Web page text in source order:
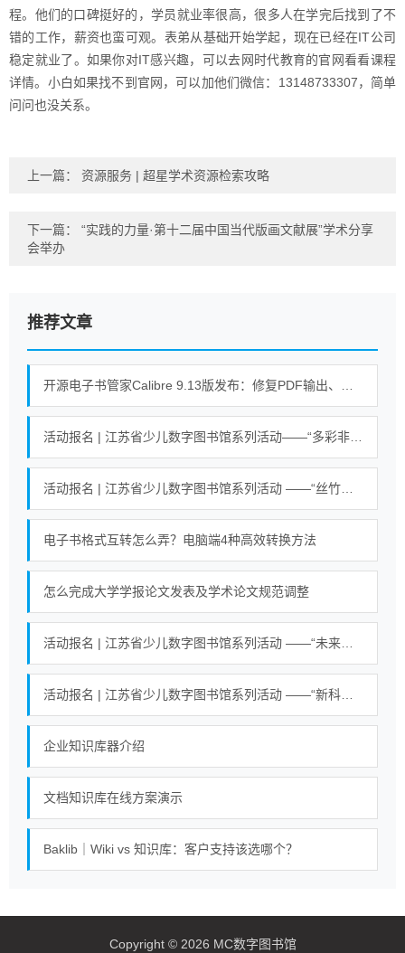
程。他们的口碑挺好的，学员就业率很高，很多人在学完后找到了不
错的工作，薪资也蛮可观。表弟从基础开始学起，现在已经在IT公司
稳定就业了。如果你对IT感兴趣，可以去网时代教育的官网看看课程
详情。小白如果找不到官网，可以加他们微信：13148733307，简单
问问也没关系。
上一篇： 资源服务 | 超星学术资源检索攻略
下一篇： “实践的力量·第十二届中国当代版画文献展”学术分享
会举办
推荐文章
电子书格式互转怎么弄？电脑端4种高效转换方法
怎么完成大学学报论文发表及学术论文规范调整
企业知识库器介绍
文档知识库在线方案演示
Baklib｜Wiki vs 知识库：客户支持该选哪个？
Copyright © 2026 MC数字图书馆